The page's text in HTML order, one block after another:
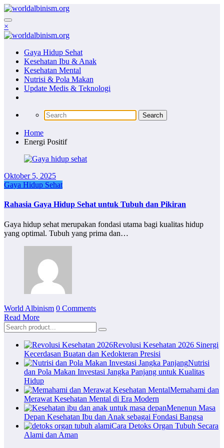
Skip
to
content
×
Gaya Hidup Sehat
Kesehatan Ibu & Anak
Kesehatan Mental
Nutrisi & Pola Makan
Update Medis & Teknologi
Home
Energi Positif
Oktober 5, 2025
Gaya Hidup Sehat
Rahasia Gaya Hidup Sehat untuk Tubuh dan Pikiran
Gaya hidup sehat merupakan fondasi utama bagi kualitas hidup
yang optimal. Tubuh yang prima dan…
World Albinism 0 Comments
Read More
Revolusi Kesehatan 2026 Sinergi
Kecerdasan Buatan dan Kedokteran Presisi
Nutrisi
dan Pola Makan Investasi Jangka Panjang untuk Kualitas
Hidup
Memahami dan
Merawat Kesehatan Mental di Era Modern
Menenun Masa
Depan Kesehatan Ibu dan Anak sebagai Fondasi Bangsa
Cara Detoks Organ Tubuh Secara
Alami dan Aman